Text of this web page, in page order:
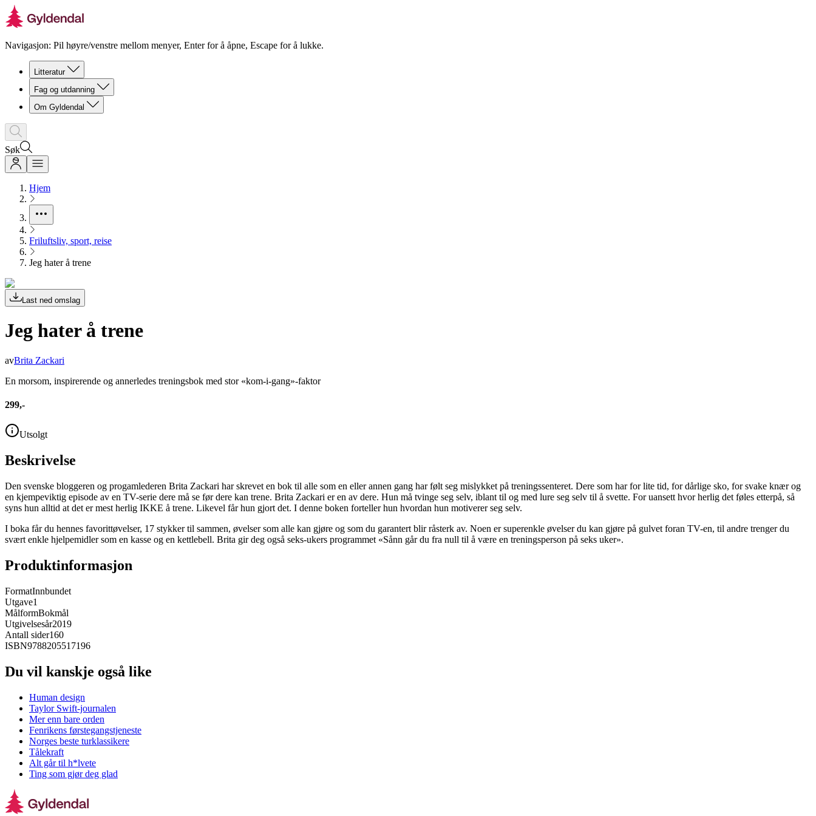
Navigasjon: Pil høyre/venstre mellom menyer, Enter for å åpne, Escape for å lukke.
Litteratur
Fag og utdanning
Om Gyldendal
Søk
Hjem
Friluftsliv, sport, reise
Jeg hater å trene
Last ned omslag
Jeg hater å trene
avBrita Zackari
En morsom, inspirerende og annerledes treningsbok med stor «kom-i-gang»-faktor
299,-
Utsolgt
Beskrivelse
Den svenske bloggeren og progamlederen Brita Zackari har skrevet en bok til alle som en eller annen gang har følt seg mislykket på treningssenteret. Dere som har for lite tid, for dårlige sko, for svake knær og
en kjempeviktig episode av en TV-serie dere må se før dere kan trene. Brita Zackari er en av dere. Hun må tvinge seg selv, iblant til og med lure seg selv til å svette. For uansett hvor herlig det føles etterpå, så
syns hun alltid at det er mest herlig IKKE å trene. Likevel får hun gjort det. I denne boken forteller hun hvordan hun motiverer seg selv.
I boka får du hennes favorittøvelser, 17 stykker til sammen, øvelser som alle kan gjøre og som du garantert blir råsterk av. Noen er superenkle øvelser du kan gjøre på gulvet foran TV-en, til andre trenger du
svært enkle hjelpemidler som en kasse og en kettlebell. Brita gir deg også seks-ukers programmet «Sånn går du fra null til å være en treningsperson på seks uker».
Produktinformasjon
FormatInnbundet
Utgave1
MålformBokmål
Utgivelsesår2019
Antall sider160
ISBN9788205517196
Du vil kanskje også like
Human design
Taylor Swift-journalen
Mer enn bare orden
Fenrikens førstegangstjeneste
Norges beste turklassikere
Tålekraft
Alt går til h*lvete
Ting som gjør deg glad